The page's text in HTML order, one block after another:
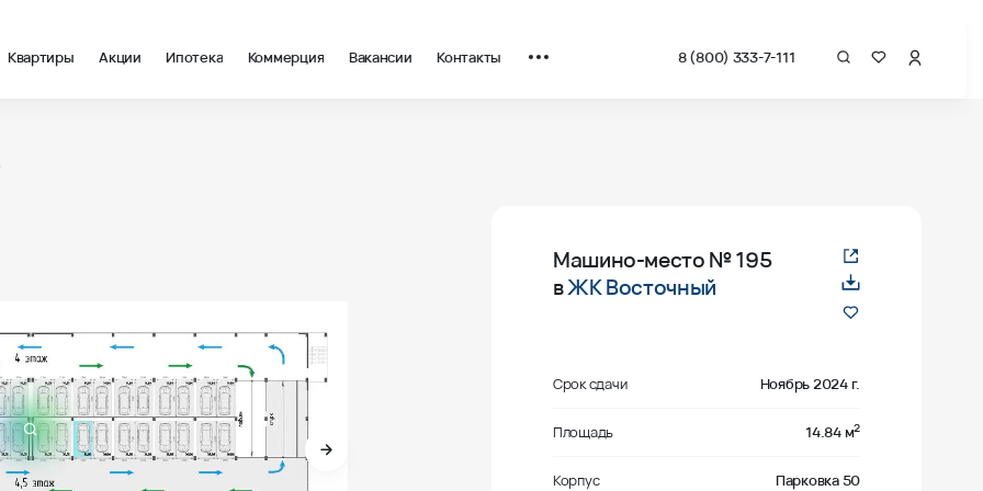
Квартиры Акции Ипотека Коммерция Вакансии Контакты 8 (800) 333-7-111
Машино-место№ 195
вЖК Восточный
Срок сдачи Ноябрь 2024 г.
Площадь 14.84 м2
Корпус Парковка 50